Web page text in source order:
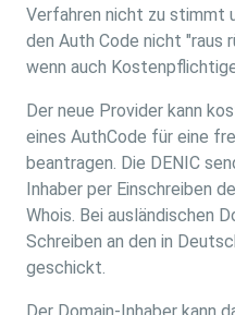
Verfahren nicht zu stimmt
den Auth Code nicht "raus
wenn auch
Der neue Provider kann
eines AuthCode für eine
beantragen. Die DENIC
Inhaber per Einschreiben
Whois. Bei ausländischen
Schreiben an den in
geschickt.